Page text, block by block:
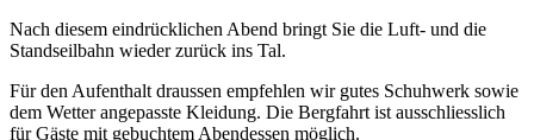
Nach diesem eindrücklichen Abend bringt Sie die Luft- und die
Standseilbahn wieder zurück ins Tal.
Für den Aufenthalt draussen empfehlen wir gutes Schuhwerk sowie
dem Wetter angepasste Kleidung. Die Bergfahrt ist ausschliesslich
für Gäste mit gebuchtem Abendessen möglich.